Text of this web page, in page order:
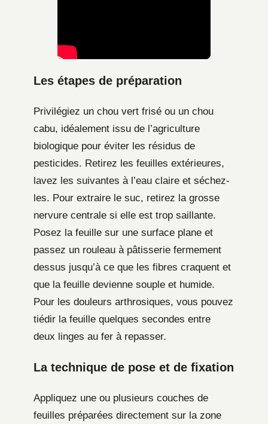
Les étapes de préparation
Privilégiez un chou vert frisé ou un chou
cabu, idéalement issu de l’agriculture
biologique pour éviter les résidus de
pesticides. Retirez les feuilles extérieures,
lavez les suivantes à l’eau claire et séchez-
les. Pour extraire le suc, retirez la grosse
nervure centrale si elle est trop saillante.
Posez la feuille sur une surface plane et
passez un rouleau à pâtisserie fermement
dessus jusqu’à ce que les fibres craquent et
que la feuille devienne souple et humide.
Pour les douleurs arthrosiques, vous pouvez
tiédir la feuille quelques secondes entre
deux linges au fer à repasser.
La technique de pose et de fixation
Appliquez une ou plusieurs couches de
feuilles préparées directement sur la zone